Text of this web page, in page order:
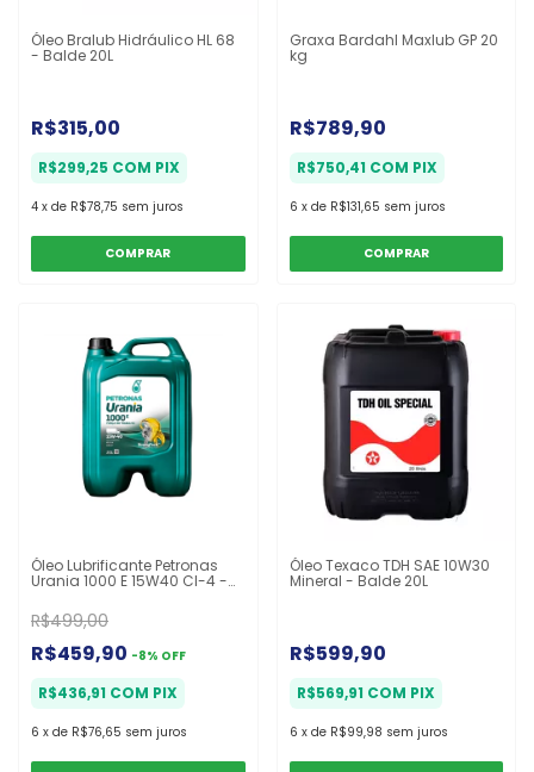
Óleo Bralub Hidráulico HL 68
- Balde 20L
R$315,00
R$299,25 COM PIX
4 x de R$78,75 sem juros
Graxa Bardahl Maxlub GP 20
kg
R$789,90
R$750,41 COM PIX
6 x de R$131,65 sem juros
Óleo Lubrificante Petronas
Urania 1000 E 15W40 CI-4 -
R$499,00
R$459,90 -8% OFF
R$436,91 COM PIX
6 x de R$76,65 sem juros
Óleo Texaco TDH SAE 10W30
Mineral - Balde 20L
R$599,90
R$569,91 COM PIX
6 x de R$99,98 sem juros